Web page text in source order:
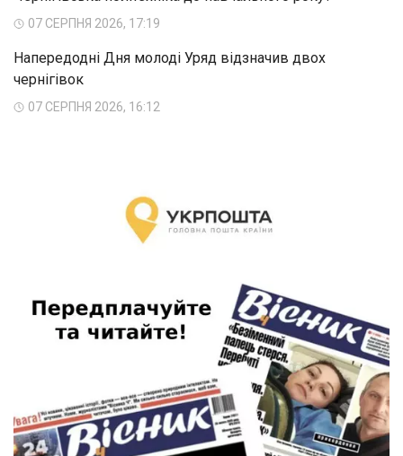
07 СЕРПНЯ 2026, 17:19
Напередодні Дня молоді Уряд відзначив двох
чернігівок
07 СЕРПНЯ 2026, 16:12